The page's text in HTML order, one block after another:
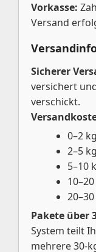
Vorkasse:
Versand
Sicherer
versichert
verschickt.
0–2
2–5
5–10
Pakete über
System teilt
mehrere 30-